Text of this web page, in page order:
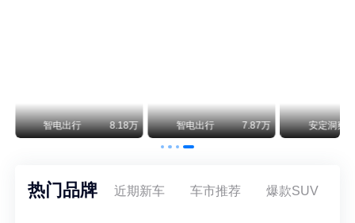
智电出行 8.18万 智电出行 7.87万 安定洞察
热门品牌 近期新车 车市推荐 爆款SUV